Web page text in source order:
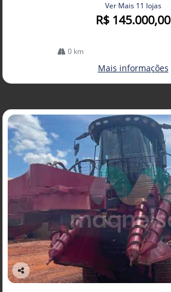
Ver Mais 11 lojas
R$ 145.000,00
0 km
Mais informações
Co